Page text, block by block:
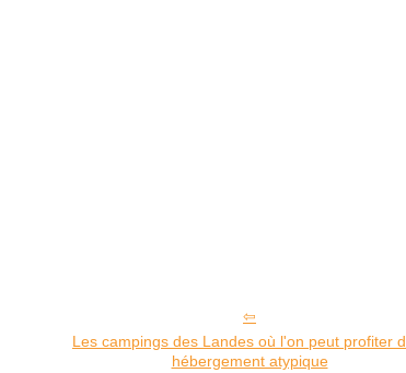
Les campings des Landes où l'on peut profiter
hébergement atypique